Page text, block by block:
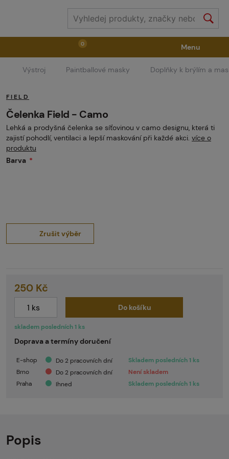
0
Zbraně Příslušenství ke zbraním Výstroj
Střelivo Masky Vzduch / CO2
Díly pro značkovače / Hřiště
Menu
Výstroj Paintballové masky Doplňky k brýlím a
FIELD
Čelenka Field - Camo
Lehká a prodyšná čelenka se síťovinou v camo designu, která ti
zajistí pohodlí, ventilaci a lepší maskování při každé akci. více o
produktu
Barva
Zrušit výběr
skladem posledních 1 ks
250 Kč
Do košíku
Doprava a termíny doručení
E-shop Do 2 pracovních dní
Skladem posledních 1 ks
Brno
Do 2 pracovních dní
Není skladem
Praha
Ihned Skladem posledních 1 ks
Popis